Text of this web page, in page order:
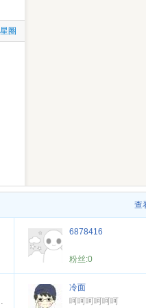
圈
查
6878416
粉丝:0
yourself !
冷面
呵呵呵呵呵呵